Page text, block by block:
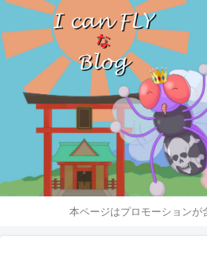
本ページはプロモーションが